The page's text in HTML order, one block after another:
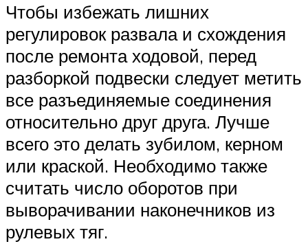
Чтобы избежать лишних
регулировок развала и схождения
после ремонта ходовой, перед
разборкой подвески следует метить
все разъединяемые соединения
относительно друг друга. Лучше
всего это делать зубилом, керном
или краской. Необходимо также
считать число оборотов при
выворачивании наконечников из
рулевых тяг.